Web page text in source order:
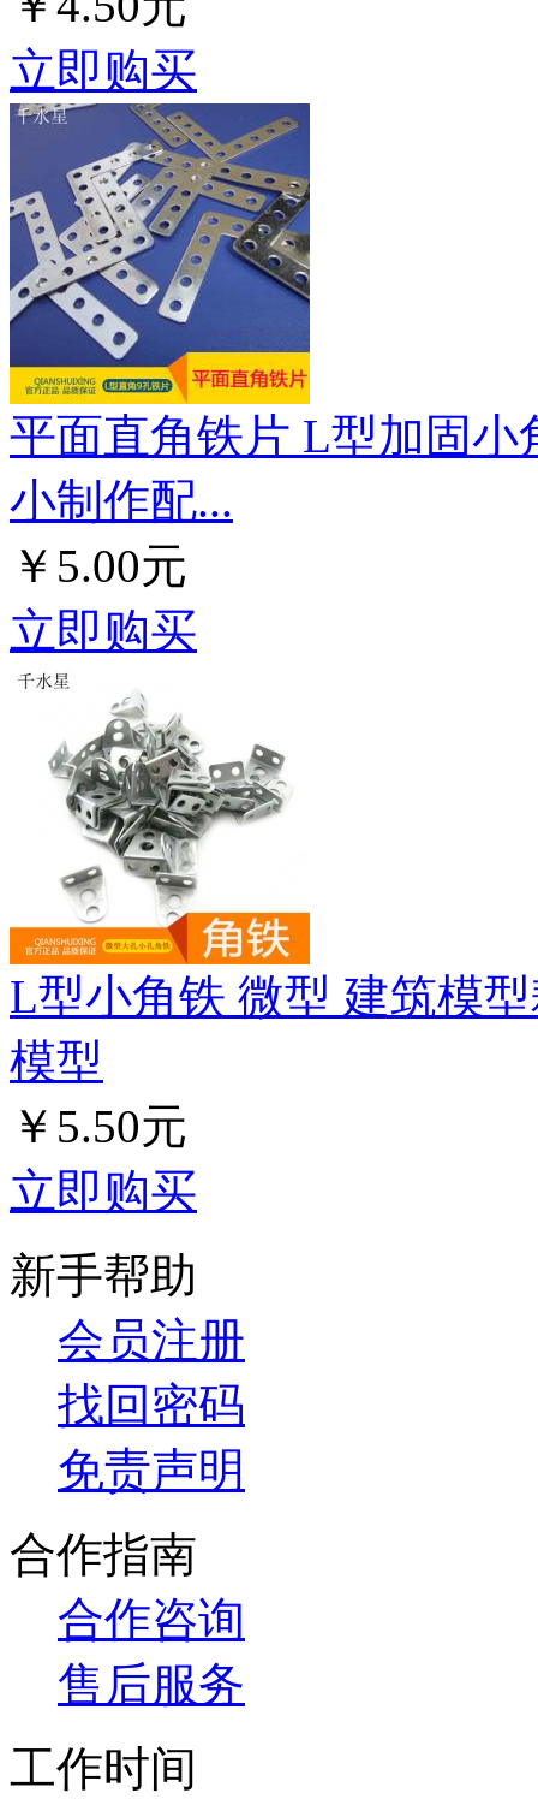
立即购买
平面直角铁片 L型加固小
小制作配...
￥5.00元
立即购买
L型小角铁 微型 建筑模
模型
￥5.50元
立即购买
新手帮助
会员注册
找回密码
免责声明
合作指南
合作咨询
售后服务
工作时间